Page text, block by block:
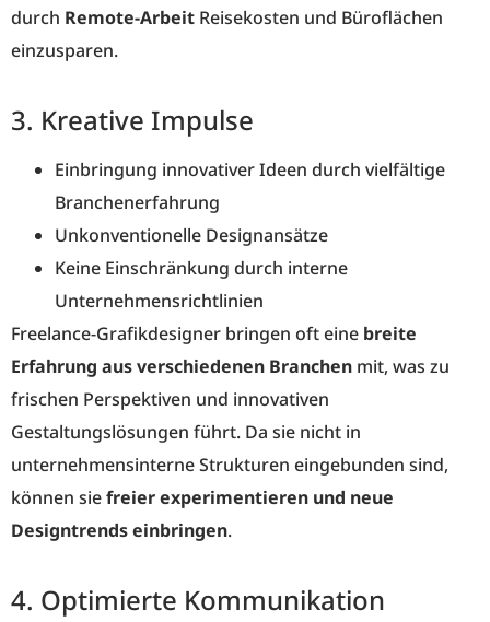
durch Remote-Arbeit Reisekosten und Büroflächen
einzusparen.
3. Kreative Impulse
Einbringung innovativer Ideen durch vielfältige
Branchenerfahrung
Unkonventionelle Designansätze
Keine Einschränkung durch interne
Unternehmensrichtlinien
Freelance-Grafikdesigner bringen oft eine breite
Erfahrung aus verschiedenen Branchen mit, was zu
frischen Perspektiven und innovativen
Gestaltungslösungen führt. Da sie nicht in
unternehmensinterne Strukturen eingebunden sind,
können siefreier experimentieren und neue
Designtrends einbringen.
4. Optimierte Kommunikation